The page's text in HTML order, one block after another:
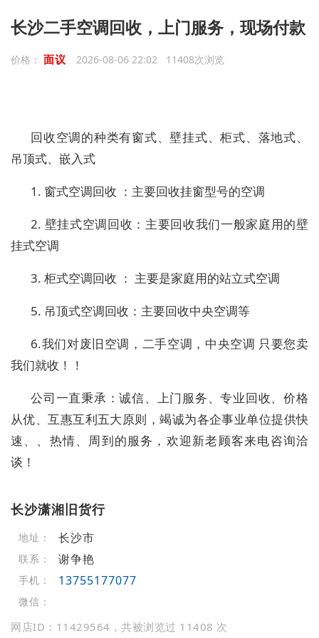
长沙二手空调回收，上门服务，现场付款
价格： 面议 2026-08-06 22:02 11408次浏览
回收空调的种类有窗式、壁挂式、柜式、落地式、
吊顶式、嵌入式
1. 窗式空调回收 ：主要回收挂窗型号的空调
2. 壁挂式空调回收：主要回收我们一般家庭用的壁
挂式空调
3. 柜式空调回收 ： 主要是家庭用的站立式空调
5. 吊顶式空调回收：主要回收中央空调等
6.我们对废旧空调，二手空调，中央空调 只要您卖
我们就收！！
公司一直秉承：诚信、上门服务、专业回收、价格
从优、互惠互利五大原则，竭诚为各企事业单位提供快
速、、热情、周到的服务，欢迎新老顾客来电咨询洽
谈！
长沙潇湘旧货行
地址： 长沙市
联系： 谢争艳
手机： 13755177077
微信：
网店ID：11429564，共被浏览过 11408 次